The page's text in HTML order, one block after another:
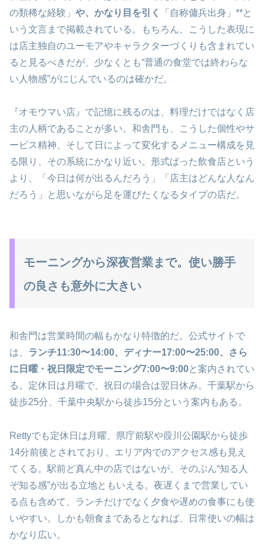
の類稀な経験」 や、かなり目を引く
「自称傭兵出身」**と
いう文言まで掲載されている。もちろん、こうした表現に
は店主独自のユーモアやキャラクターづくりも含まれてい
ると見るべきだが、少なくとも“普通の食堂では終わらな
い人物感”がにじんでいるのは確かだ。
『オモウマい店』で記憶に残るのは、料理だけではなく店
主の人柄であることが多い。和舎門も、こうした個性やサ
ービス精神、そして日によって変化するメニュー構成を見
る限り、その系統にかなり近い。形式ばった飲食店という
より、「今日は何が出るんだろう」「店主はどんな人なん
だろう」と思いながら足を運びたくなるタイプの店だ。
モーニングから深夜営業まで。使い勝手
の良さも意外に大きい
和舎門は営業時間の幅もかなり特徴的だ。公式サイトで
は、 ランチ11:30〜14:00、ディナー17:00〜25:00、さら
に日曜・祝日限定でモーニング7:00〜9:00と案内されてい
る。定休日は月曜で、祝日の場合は翌日休み。千葉駅から
徒歩25分、千葉中央駅から徒歩15分という案内もある。
Rettyでも定休日は月曜、県庁前駅や葭川公園駅から徒歩
14分前後とされており、エリア内でのアクセス感も見え
てくる。駅前ど真ん中の店ではないが、そのぶん“知る人
ぞ知る感”が出る立地ともいえる。夜遅くまで営業してい
る点も含めて、ランチだけでなく夕食や遅めの食事にも使
いやすい。しかも朝食まであるとなれば、日常使いの幅は
かなり広い。